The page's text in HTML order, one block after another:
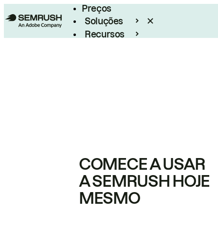
Preços
Soluções
Recursos
COMECE A USAR
A SEMRUSH HOJE
MESMO